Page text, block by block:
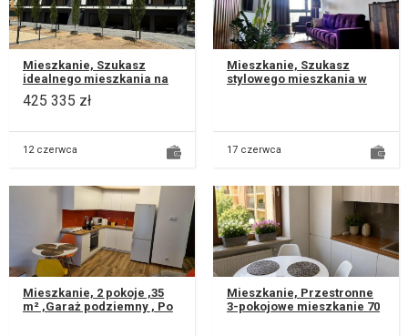
Mieszkanie, Szukasz
idealnego mieszkania na
start lub pod inwestycję?
Mamy dla Ciebie wyjątkową
425 335 zł
12 czerwca
Mieszkanie, Szukasz
stylowego mieszkania w
17 czerwca
Mieszkanie, 2 pokoje ,35
m² ,Garaż podziemny , Po
Mieszkanie, Przestronne
3-pokojowe mieszkanie 70